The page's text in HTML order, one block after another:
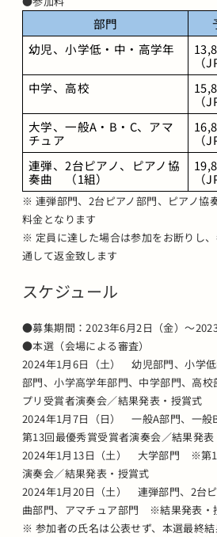
部門
幼児、小学低・中・高学年
（
中学、高校
（
大学、一般A・B・C、アマ
チュア
（
連弾、2台ピアノ、ピアノ協
奏曲　（1組）
（
※ 連弾部門、2台ピアノ部門、ピアノ協
料金となります
※ 定員に達した場合は参加をお断りし
通して返金致します
スケジュール
●募集期間：2023年6月2日（金）～
●本選（会場による審査）
2024年1月6日（土） 幼児部門、小学
部門、小学高学年部門、中学部門、高
プリ受賞者演奏会／結果発表・授賞式
2024年1月7日（日） 一般A部門、一
第13回最優秀賞受賞者演奏会／結果発
2024年1月13日（土） 大学部門 ※第
演奏会／結果発表・授賞式
2024年1月20日（土） 連弾部門、2台
曲部門、アマチュア部門 ※結果発表・
※ 参加者の氏名は公表せず、本選最終